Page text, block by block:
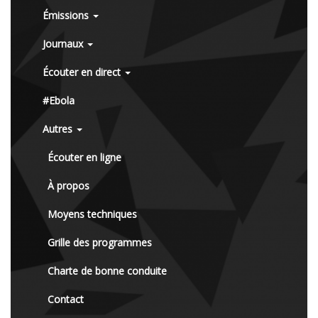
Émissions
Journaux
Écouter en direct
#Ebola
Autres
Écouter en ligne
À propos
Moyens techniques
Grille des programmes
Charte de bonne conduite
Contact